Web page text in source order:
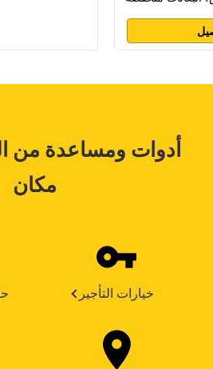
أدوات ومساعدة من
مكان
خيارات التأجير